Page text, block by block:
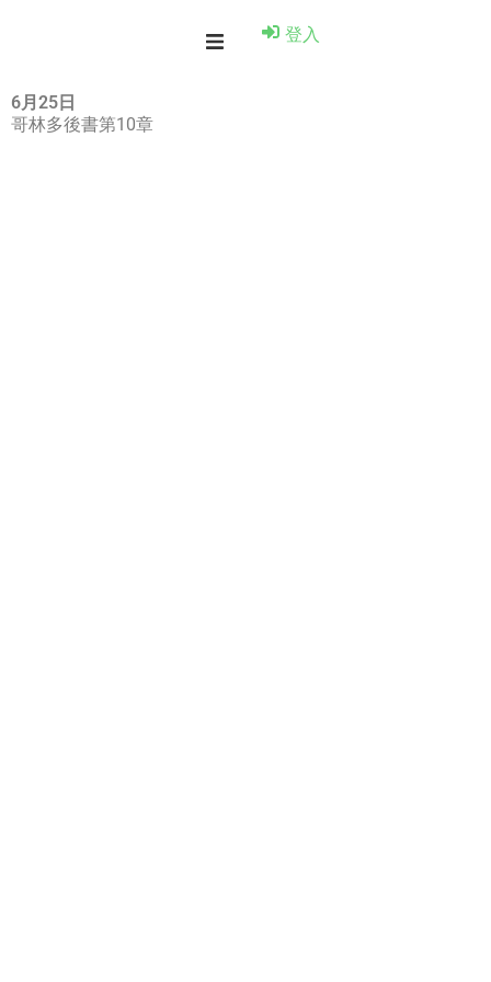
登入
6月25日
哥林多後書第10章